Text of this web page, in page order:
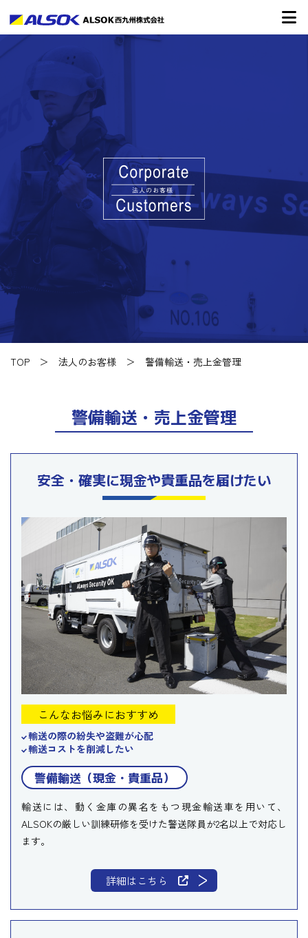
TOP 法人のお客様 警備輸送・売上金管理
警備輸送・売上金管理
安全・確実に現金や貴重品を届けたい
こんなお悩みにおすすめ
輸送の際の紛失や盗難が心配
輸送コストを削減したい
警備輸送（現金・貴重品）
輸送には、動く金庫の異名をもつ現金輸送車を用いて、
ALSOKの厳しい訓練研修を受けた警送隊員が2名以上で対応し
ます。
詳細はこちら